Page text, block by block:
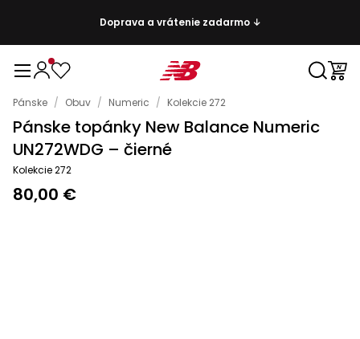
Doprava a vrátenie zadarmo ↓
Pánske / Obuv / Numeric / Kolekcie 272
Pánske topánky New Balance Numeric
UN272WDG – čierné
Kolekcie 272
80,00 €